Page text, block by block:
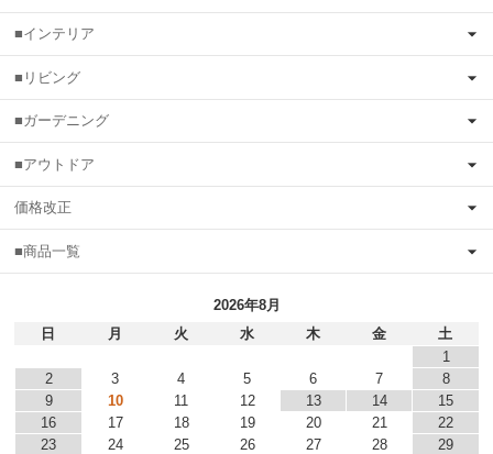
■インテリア
■リビング
■ガーデニング
■アウトドア
価格改正
■商品一覧
2026年8月
日
月 火 水 木 金
土
1
2
3 4 5 6 7
8
9
10 11 12 13 14
15
16
17 18 19 20 21
22
23
24 25 26 27 28
29